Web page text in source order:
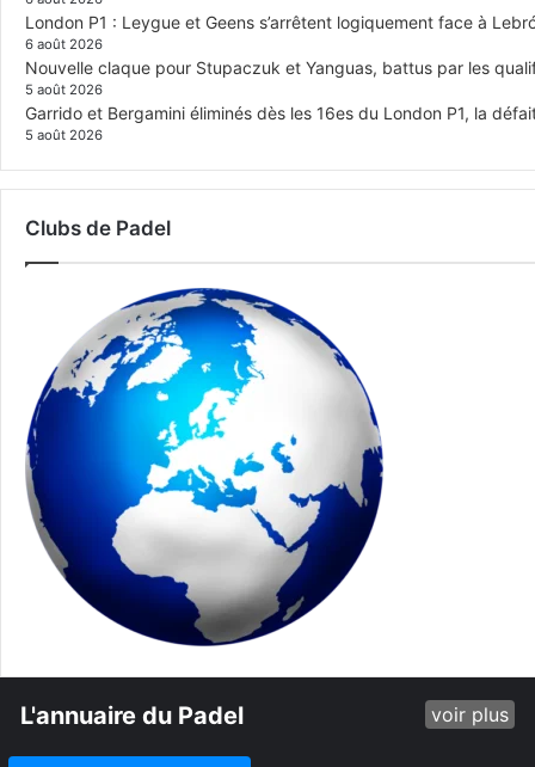
London P1 : Leygue et Geens s’arrêtent logiquement face à
6 août 2026
Nouvelle claque pour Stupaczuk et Yanguas, battus par les
5 août 2026
Garrido et Bergamini éliminés dès les 16es du London P1, la
5 août 2026
Clubs de Padel
L'annuaire du Padel voir plus